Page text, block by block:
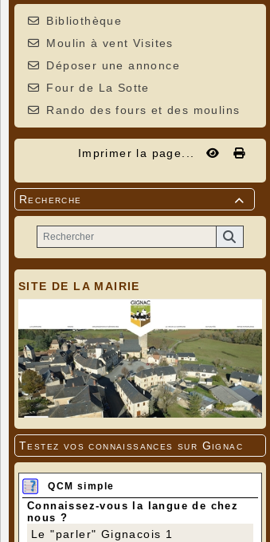
Bibliothèque
Moulin à vent Visites
Déposer une annonce
Four de La Sotte
Rando des fours et des moulins
Imprimer la page...

Recherche
SITE DE LA MAIRIE
Testez vos connaissances sur Gignac
QCM simple
Connaissez-vous la langue de chez
nous ?
Le "parler" Gignacois 1